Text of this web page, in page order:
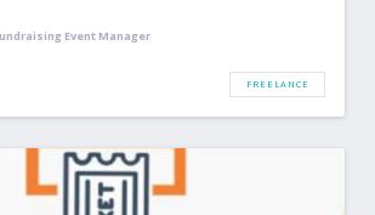
Event Manager
FREELANCE